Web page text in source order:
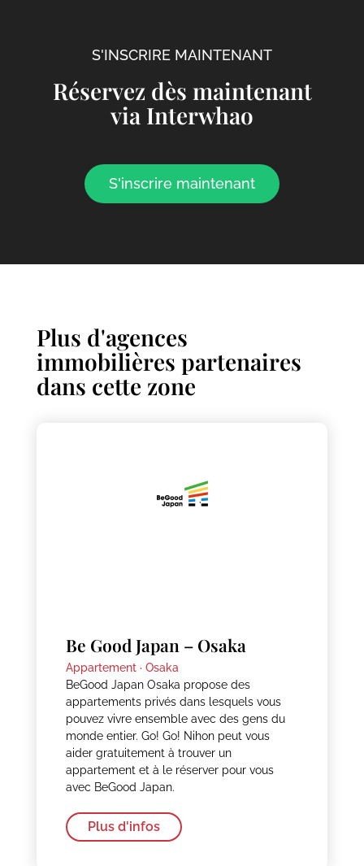
S'INSCRIRE MAINTENANT
Réservez dès maintenant
via Interwhao
S'inscrire maintenant
Plus d'agences
immobilières partenaires
dans cette zone
Be Good Japan – Osaka
Appartement · Osaka
BeGood Japan Osaka propose des
appartements privés dans lesquels vous
pouvez vivre ensemble avec des gens du
monde entier. Go! Go! Nihon peut vous
aider gratuitement à trouver un
appartement et à le réserver pour vous
avec BeGood Japan.
Plus d'infos